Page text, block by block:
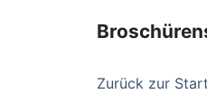
Zurück zur